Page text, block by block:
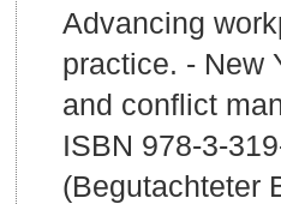
Advancing
practice. - New
and conflict
ISBN 978-3-
(Begutachteter